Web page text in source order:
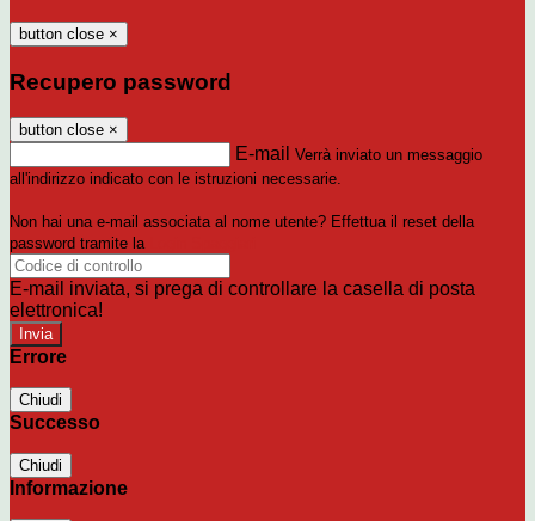
button close ×
Recupero password
button close ×
E-mail Verrà inviato un messaggio
all'indirizzo indicato con le istruzioni necessarie.
Non hai una e-mail associata al nome utente? Effettua il reset della
password tramite la
E-mail inviata, si prega di controllare la casella di posta
elettronica!
Errore
Chiudi
Successo
Chiudi
Informazione